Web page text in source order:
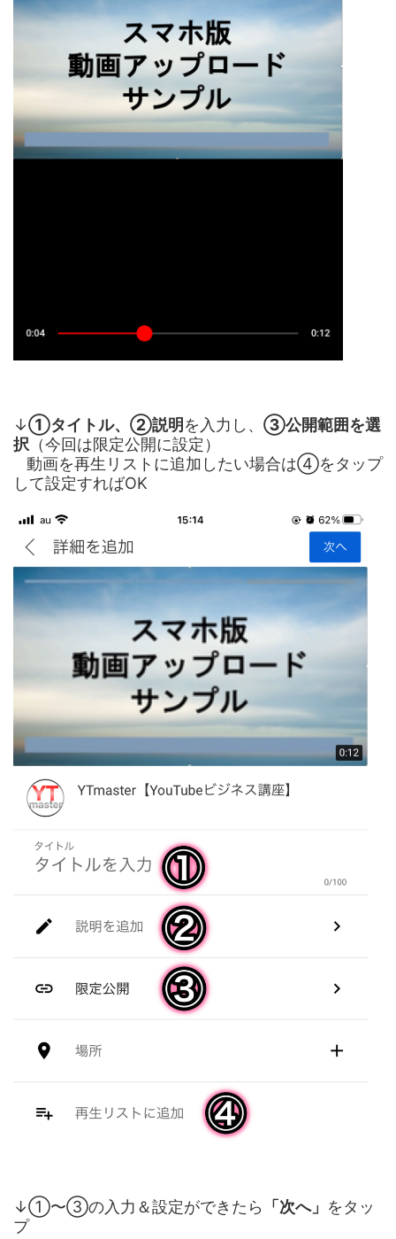
↓①タイトル、 ②説明 を入力し、 ③公開範囲を選
択 （今回は限定公開に設定）
動画を再生リストに追加したい場合は④をタップ
して設定すればOK
↓①〜③の入力＆設定ができたら 「次へ」 をタッ
プ